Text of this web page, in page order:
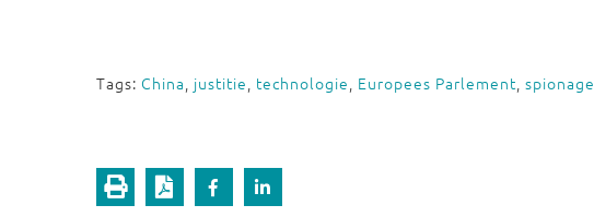
Tags: China, justitie, technologie, Europees Parlement, spionage